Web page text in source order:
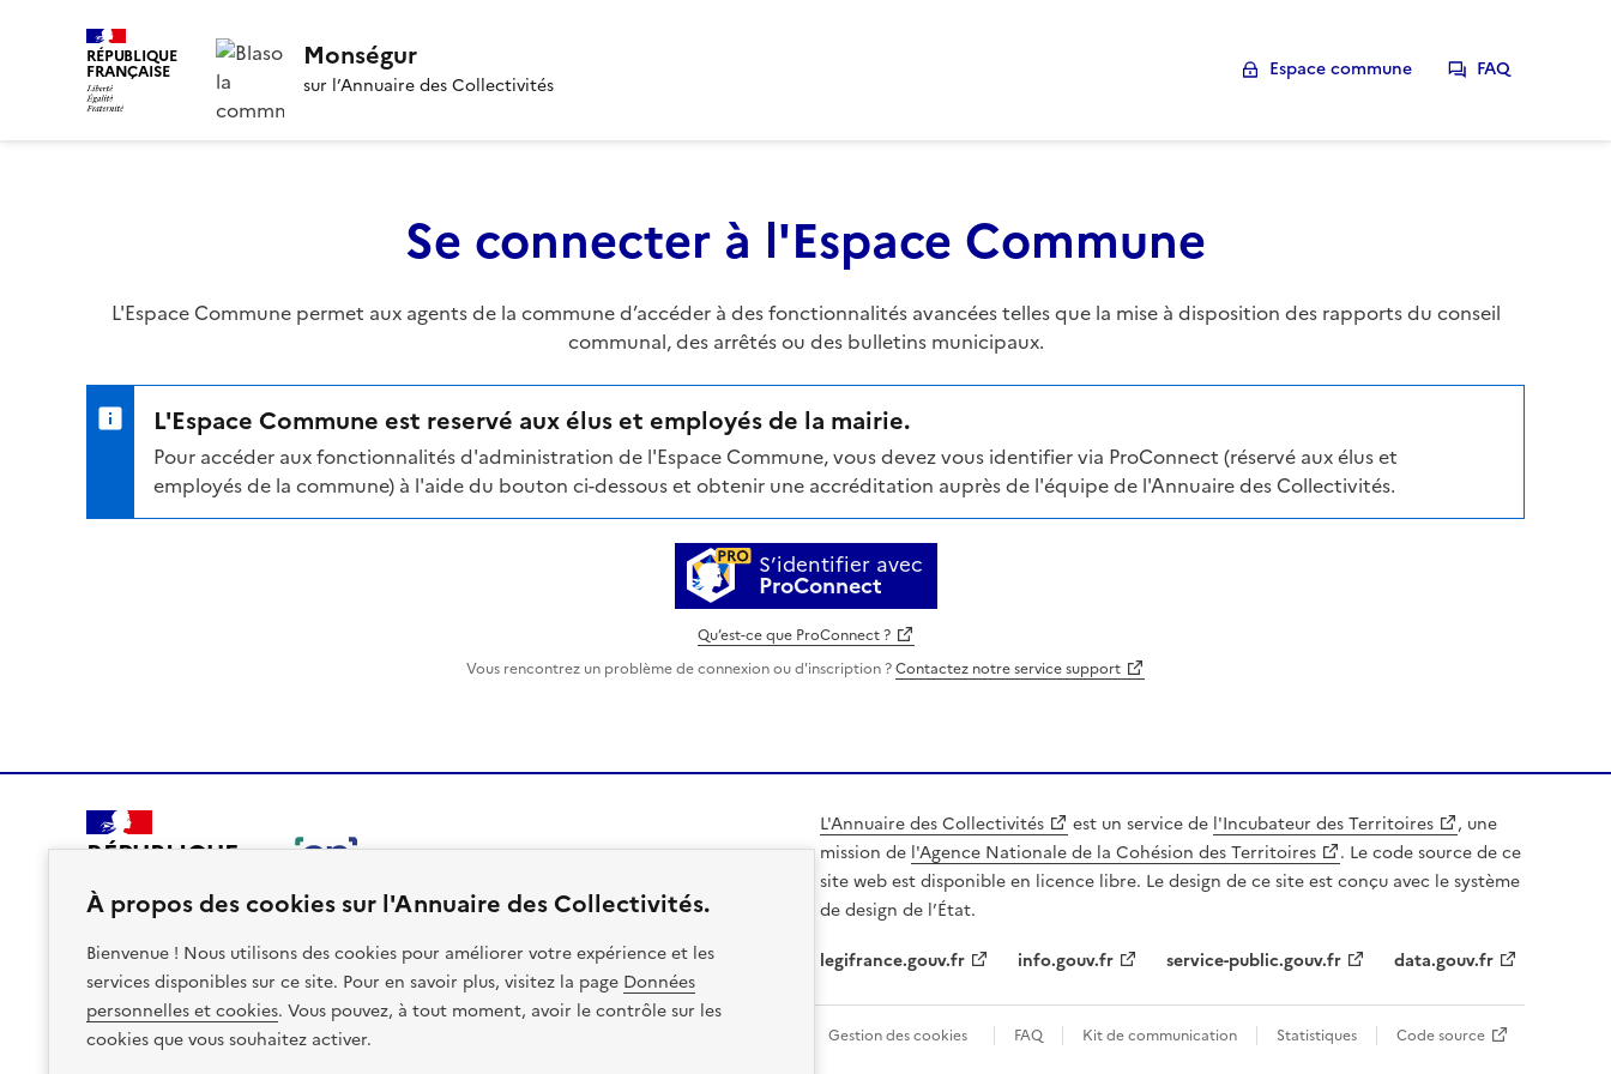
À propos des cookies sur l'Annuaire des Collectivités.
Bienvenue ! Nous utilisons des cookies pour améliorer votre expérience et les
services disponibles sur ce site. Pour en savoir plus, visitez la page Données
personnelles et cookies. Vous pouvez, à tout moment, avoir le contrôle sur les
cookies que vous souhaitez activer.
RÉPUBLIQUE
FRANÇAISE Monségur
sur l’Annuaire des Collectivités
Espace commune FAQ
Se connecter à l'Espace Commune
L'Espace Commune permet aux agents de la commune d’accéder à des fonctionnalités avancées telles que la mise à disposition des rapports du conseil
communal, des arrêtés ou des bulletins municipaux.
L'Espace Commune est reservé aux élus et employés de la mairie.
Pour accéder aux fonctionnalités d'administration de l'Espace Commune, vous devez vous identifier via ProConnect (réservé aux élus et
employés de la commune) à l'aide du bouton ci-dessous et obtenir une accréditation auprès de l'équipe de l'Annuaire des Collectivités.
S’identifier avec
ProConnect
Qu’est-ce que ProConnect ?
Vous rencontrez un problème de connexion ou d'inscription ?Contactez notre service support
RÉPUBLIQUE
L'Annuaire des Collectivités est un service de l'Incubateur des Territoires
, une
mission de l'Agence Nationale de la Cohésion des Territoires
. Le code source de ce
site web est disponible en licence libre. Le design de ce site est conçu avec le système
de design de l’État.
legifrance.gouv.fr
info.gouv.fr service-public.gouv.fr data.gouv.fr
Plan du site Accessibilite : non conforme Gestion des cookies FAQ Kit de communication Statistiques Code source